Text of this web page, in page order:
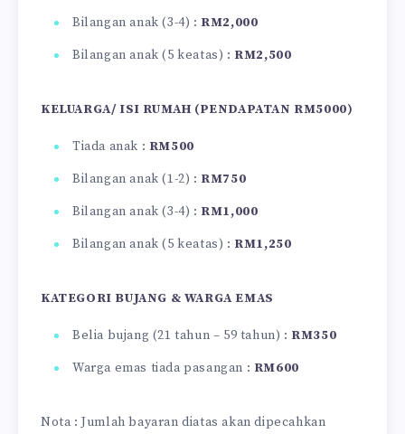
Bilangan anak (3-4) : RM2,000
Bilangan anak (5 keatas) : RM2,500
KELUARGA/ ISI RUMAH (PENDAPATAN RM5000)
Tiada anak : RM500
Bilangan anak (1-2) : RM750
Bilangan anak (3-4) : RM1,000
Bilangan anak (5 keatas) : RM1,250
KATEGORI BUJANG & WARGA EMAS
Belia bujang (21 tahun – 59 tahun) : RM350
Warga emas tiada pasangan : RM600
Nota : Jumlah bayaran diatas akan dipecahkan